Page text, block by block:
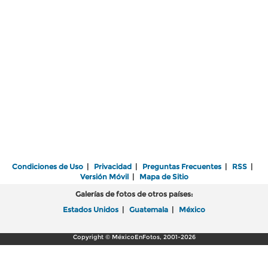
Condiciones de Uso | Privacidad | Preguntas Frecuentes | RSS |
Versión Móvil| Mapa de Sitio
Galerías de fotos de otros países:
Estados Unidos | Guatemala | México
Copyright © MéxicoEnFotos, 2001-2026